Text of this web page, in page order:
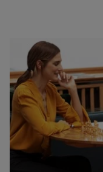
progression de la
plus graves. Dans
aider.